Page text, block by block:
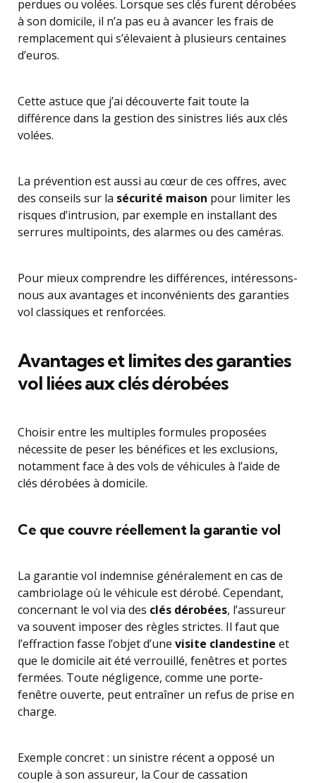
perdues ou volées. Lorsque ses clés furent dérobées
à son domicile, il n’a pas eu à avancer les frais de
remplacement qui s’élevaient à plusieurs centaines
d’euros.
Cette astuce que j’ai découverte fait toute la
différence dans la gestion des sinistres liés aux clés
volées.
La prévention est aussi au cœur de ces offres, avec
des conseils sur la sécurité maison pour limiter les
risques d’intrusion, par exemple en installant des
serrures multipoints, des alarmes ou des caméras.
Pour mieux comprendre les différences, intéressons-
nous aux avantages et inconvénients des garanties
vol classiques et renforcées.
Avantages et limites des garanties
vol liées aux clés dérobées
Choisir entre les multiples formules proposées
nécessite de peser les bénéfices et les exclusions,
notamment face à des vols de véhicules à l’aide de
clés dérobées à domicile.
Ce que couvre réellement la garantie vol
La garantie vol indemnise généralement en cas de
cambriolage où le véhicule est dérobé. Cependant,
concernant le vol via des clés dérobées, l’assureur
va souvent imposer des règles strictes. Il faut que
l’effraction fasse l’objet d’une visite clandestine et
que le domicile ait été verrouillé, fenêtres et portes
fermées. Toute négligence, comme une porte-
fenêtre ouverte, peut entraîner un refus de prise en
charge.
Exemple concret : un sinistre récent a opposé un
couple à son assureur, la Cour de cassation